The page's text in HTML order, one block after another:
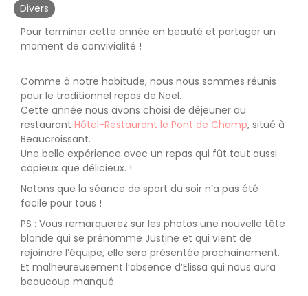
Divers
Pour terminer cette année en beauté et partager un
moment de convivialité !
Comme à notre habitude, nous nous sommes réunis
pour le traditionnel repas de Noël.
Cette année nous avons choisi de déjeuner au
restaurant Hôtel-Restaurant le Pont de Champ, situé à
Beaucroissant.
Une belle expérience avec un repas qui fût tout aussi
copieux que délicieux. !
Notons que la séance de sport du soir n’a pas été
facile pour tous !
PS : Vous remarquerez sur les photos une nouvelle tête
blonde qui se prénomme Justine et qui vient de
rejoindre l’équipe, elle sera présentée prochainement.
Et malheureusement l’absence d’Elissa qui nous aura
beaucoup manqué.